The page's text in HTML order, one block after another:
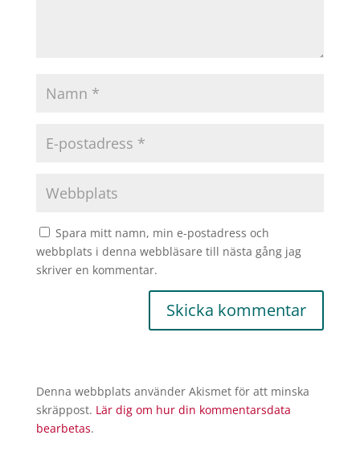
Spara mitt namn, min e-postadress och
webbplats i denna webbläsare till nästa gång jag
skriver en kommentar.
Denna webbplats använder Akismet för att minska
skräppost. Lär dig om hur din kommentarsdata
bearbetas.